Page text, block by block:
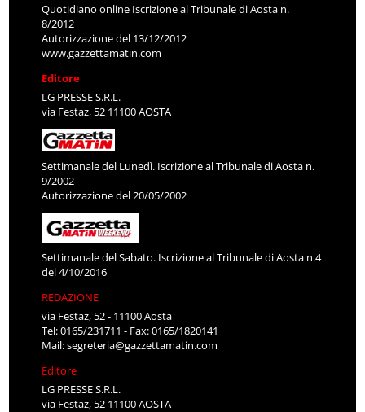
Quotidiano online Iscrizione al Tribunale di Aosta n.
8/2012
Autorizzazione del 13/12/2012
www.gazzettamatin.com
Editore
LG PRESSE S.R.L.
via Festaz, 52 11100 AOSTA
Settimanale del Lunedì. Iscrizione al Tribunale di Aosta n.
9/2002
Autorizzazione del 20/05/2002
Settimanale del Sabato. Iscrizione al Tribunale di Aosta n.4
del 4/10/2016
REDAZIONE
via Festaz, 52 - 11100 Aosta
Tel: 0165/231711 - Fax: 0165/1820141
Mail:segreteria@gazzettamatin.com
Editore
LG PRESSE S.R.L.
via Festaz, 52 11100 AOSTA